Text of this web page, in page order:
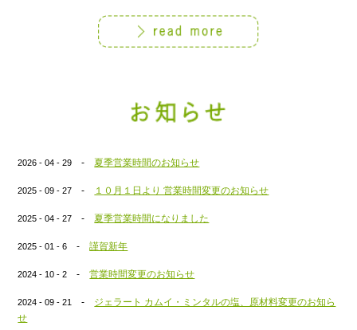
2026 - 04 - 29 - 夏季営業時間のお知らせ
2025 - 09 - 27 - １０月１日より 営業時間変更のお知らせ
2025 - 04 - 27 - 夏季営業時間になりました
2025 - 01 - 6 -謹賀新年
2024 - 10 - 2 -営業時間変更のお知らせ
2024 - 09 - 21 - ジェラート カムイ・ミンタルの塩、原材料変更のお知ら
せ